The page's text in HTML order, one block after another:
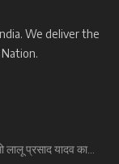
We deliver the
लालू प्रसाद यादव का...